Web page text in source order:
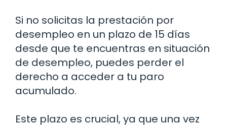
Si no solicitas la prestación por
desempleo en un plazo de 15 días
desde que te encuentras en situación
de desempleo, puedes perder el
derecho a acceder a tu paro
acumulado.
Este plazo es crucial, ya que una vez